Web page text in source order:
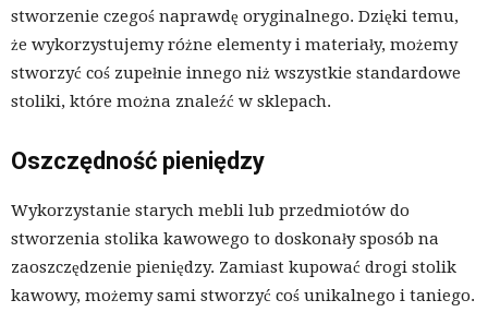
stworzenie czegoś naprawdę oryginalnego. Dzięki temu,
że wykorzystujemy różne elementy i materiały, możemy
stworzyć coś zupełnie innego niż wszystkie standardowe
stoliki, które można znaleźć w sklepach.
Oszczędność pieniędzy
Wykorzystanie starych mebli lub przedmiotów do
stworzenia stolika kawowego to doskonały sposób na
zaoszczędzenie pieniędzy. Zamiast kupować drogi stolik
kawowy, możemy sami stworzyć coś unikalnego i taniego.